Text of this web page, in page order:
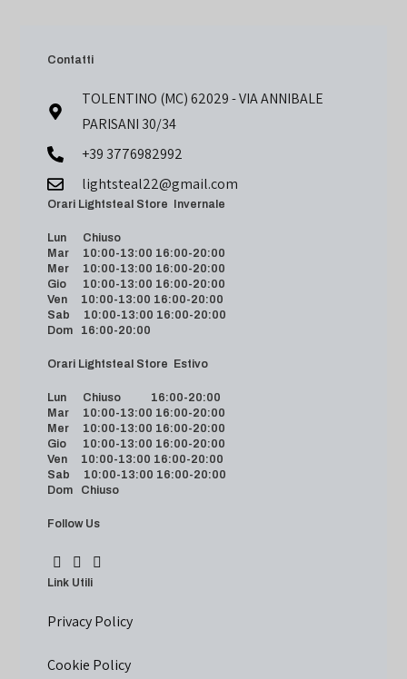
Contatti
TOLENTINO (MC) 62029 - VIA ANNIBALE
PARISANI 30/34
+39 3776982992
lightsteal22@gmail.com
Orari Lightsteal Store Invernale
Lun Chiuso
Mar 10:00-13:00 16:00-20:00
Mer 10:00-13:00 16:00-20:00
Gio 10:00-13:00 16:00-20:00
Ven 10:00-13:00 16:00-20:00
Sab 10:00-13:00 16:00-20:00
Dom 16:00-20:00
Orari Lightsteal Store Estivo
Lun Chiuso 16:00-20:00
Mar 10:00-13:00 16:00-20:00
Mer 10:00-13:00 16:00-20:00
Gio 10:00-13:00 16:00-20:00
Ven 10:00-13:00 16:00-20:00
Sab 10:00-13:00 16:00-20:00
Dom Chiuso
Follow Us
Link Utili
Privacy Policy
Cookie Policy